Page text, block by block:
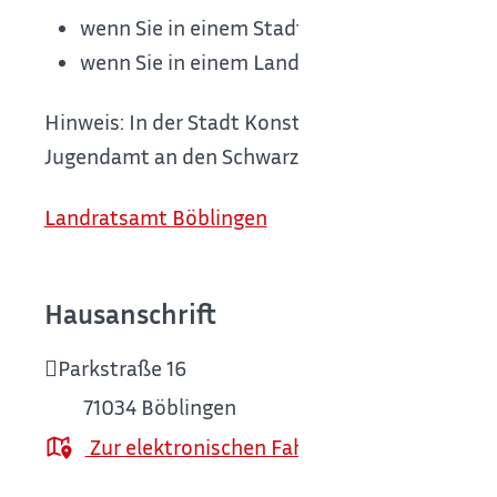
wenn Sie in einem Stadtkreis wohnen: die
wenn Sie in einem Landkreis wohnen: das
Hinweis: In der Stadt Konstanz wenden Sie
Jugendamt an den Schwarzwald-Baar-Kreis
Landratsamt Böblingen
Hausanschrift
Parkstraße 16
71034 Böblingen
Zur elektronischen Fahrplanauskunft